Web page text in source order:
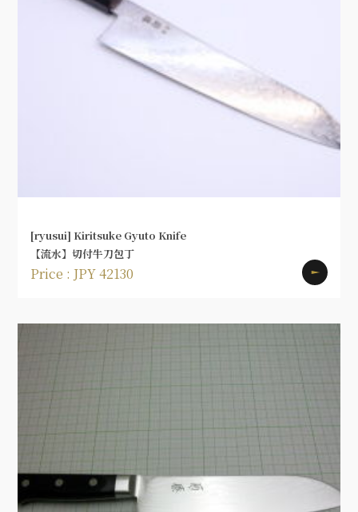
[ryusui] Kiritsuke Gyuto Knife
【流水】切付牛刀包丁
Price : JPY 42130